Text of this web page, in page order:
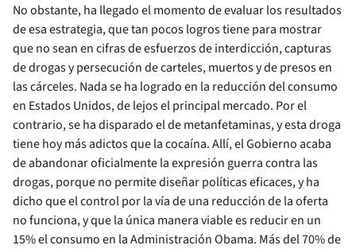
No obstante, ha llegado el momento de evaluar los resultados
de esa estrategia, que tan pocos logros tiene para mostrar
que no sean en cifras de esfuerzos de interdicción, capturas
de drogas y persecución de carteles, muertos y de presos en
las cárceles. Nada se ha logrado en la reducción del consumo
en Estados Unidos, de lejos el principal mercado. Por el
contrario, se ha disparado el de metanfetaminas, y esta droga
tiene hoy más adictos que la cocaína. Allí, el Gobierno acaba
de abandonar oficialmente la expresión guerra contra las
drogas, porque no permite diseñar políticas eficaces, y ha
dicho que el control por la vía de una reducción de la oferta
no funciona, y que la única manera viable es reducir en un
15% el consumo en la Administración Obama. Más del 70% de